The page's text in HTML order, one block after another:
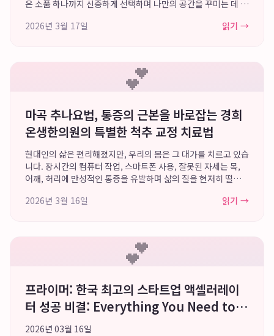
은 소품 하나까지 신중하게 선택하며 나만의 공간을 꾸미는 데 많
는 발매트는 어떨까요? 지...
2026년 3월 17일 읽기 →
💕
마곡 추나요법, 통증의 근본을 바로잡는 경희
온생한의원의 특별한 척추 교정 치료법
현대인의 삶은 편리해졌지만, 우리의 몸은 그 대가를 치르고 있습
니다. 장시간의 컴퓨터 작업, 스마트폰 사용, 잘못된 자세는 목,
어깨, 허리에 만성적인 통증을 유발하며 삶의 질을 현저히 떨어뜨
물리치료를 받지만, 근본적...
2026년 3월 16일 읽기 →
💕
프라이머: 한국 최고의 스타트업 액셀러레이
터 성공 비결: Everything You Need to
Know
2026년 03월 16일